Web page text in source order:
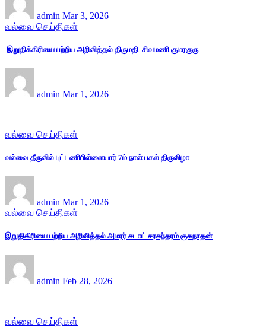
admin Mar 3, 2026
வல்வை செய்திகள்
இறுதிக்கிரியை பற்றிய அறிவித்தல் திருமதி சிவமணி குமரகுரு
admin Mar 1, 2026
வல்வை செய்திகள்
வல்வை தீருவில் புட்டணிபிள்ளையார் 7ம் நாள் பகல் திருவிழா
admin Mar 1, 2026
வல்வை செய்திகள்
இறுதிகிரியை பற்றிய அறிவித்தல் அமரர் சடாட் சரசுந்தரம் குகநாதன்
admin Feb 28, 2026
வல்வை செய்திகள்